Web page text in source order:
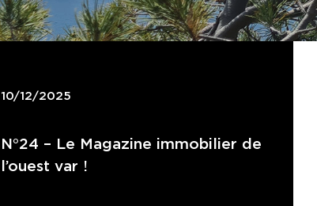
10/12/2025
N°24 – Le Magazine immobilier de
l’ouest var !